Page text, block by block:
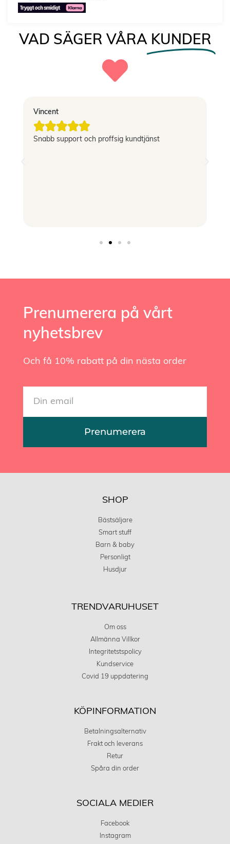
VAD SÄGER VÅRA KUNDER
Vincent

Snabb support och proffsig kundtjänst
Prenumerera på vårt
nyhetsbrev
Och få 10% rabatt på din nästa order
Prenumerera
SHOP
Bästsäljare
Smart stuff
Barn & baby
Personligt
Husdjur
TRENDVARUHUSET
Om oss
Allmänna Villkor
Integritetstspolicy
Kundservice
Covid 19 uppdatering
KÖPINFORMATION
Betalningsalternativ
Frakt och leverans
Retur
Spåra din order
SOCIALA MEDIER
Facebook
Instagram